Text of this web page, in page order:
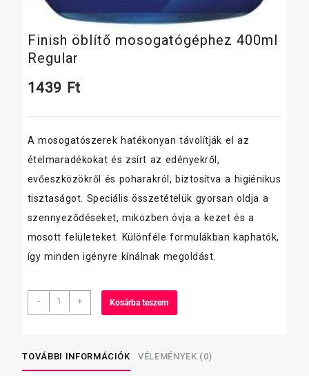
Finish öblítő mosogatógéphez 400ml
Regular
1439 Ft
A mosogatószerek hatékonyan távolítják el az
ételmaradékokat és zsírt az edényekről,
evőeszközökről és poharakról, biztosítva a higiénikus
tisztaságot. Speciális összetételük gyorsan oldja a
szennyeződéseket, miközben óvja a kezet és a
mosott felületeket. Különféle formulákban kaphatók,
így minden igényre kínálnak megoldást.
-
Finish
öblítő
Regular
mennyiség
+ Kosárba teszem
TOVÁBBI INFORMÁCIÓK VÉLEMÉNYEK (0)